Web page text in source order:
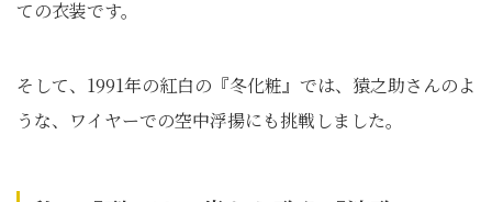
ての衣装です。
そして、1991年の紅白の『冬化粧』では、猿之助さんのよ
うな、ワイヤーでの空中浮揚にも挑戦しました。